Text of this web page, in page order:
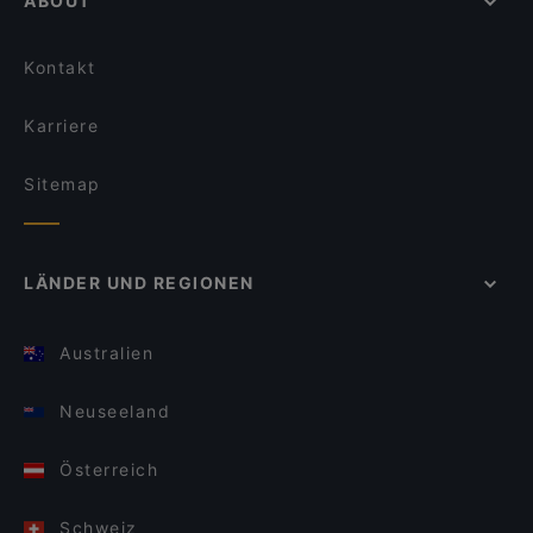
Kontakt
Karriere
Sitemap
LÄNDER UND REGIONEN
Australien
Neuseeland
Österreich
Schweiz